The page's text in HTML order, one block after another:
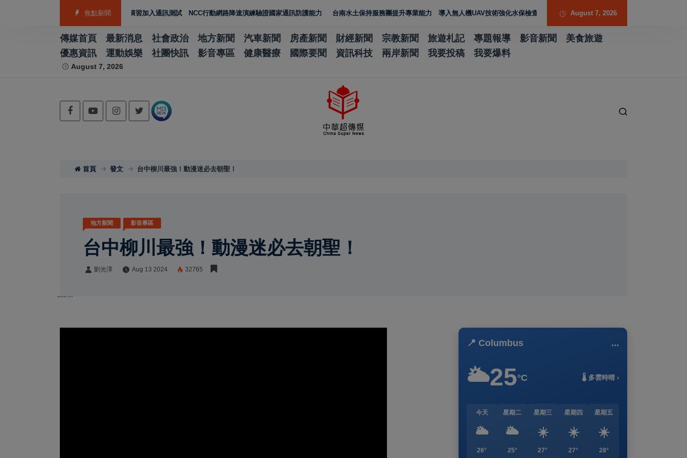
焦點新聞
2026城鎮韌性演習加入通訊測試 NCC行動網路降速演練驗證國家通訊防護能力 台南水土保持服務團提升專業能力 導入無人機UAV技術強化水保檢查與國土保育 August 7, 2026
傳媒首頁 最新消息 社會政治 地方新聞 汽車新聞 房產新聞 財經新聞 宗教新聞 旅遊札記 專題報導 影音新聞
美食旅遊
優惠資訊
運動娛樂 社團快訊 影音專區 健康醫療 國際要聞 資訊科技 兩岸新聞 我要投稿 我要爆料
August 7, 2026
首頁 發文 台中柳川最強！動漫迷必去朝聖！
地方新聞 影音專區
台中柳川最強！動漫迷必去朝聖！
劉光澤 Aug 13 2024 32765
📍 Columbus ...
🌥️25°C 🌡️ 多雲時晴 ›
今天
🌥️
26°
星期二
🌥️
25°
星期三
☀️
27°
星期四
☀️
27°
星期五
☀️
28°